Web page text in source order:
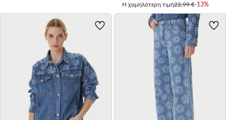
Η χαμηλότερη τιμή22,99 €-13%